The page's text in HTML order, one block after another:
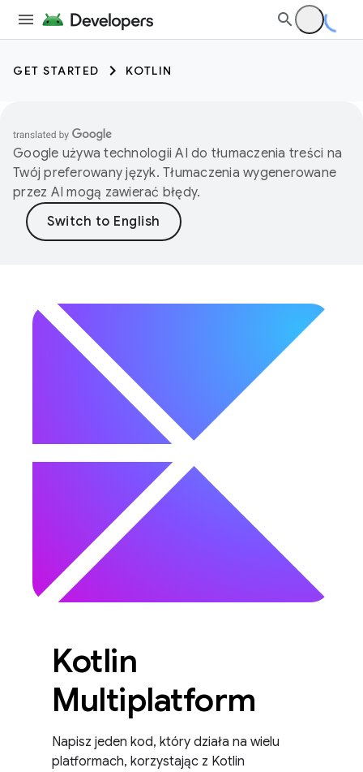
GET STARTED KOTLIN
Google używa technologii AI do tłumaczenia treści na
Twój preferowany język. Tłumaczenia wygenerowane
przez AI mogą zawierać błędy.
Kotlin
Multiplatform
Napisz jeden kod, który działa na wielu
platformach, korzystając z Kotlin